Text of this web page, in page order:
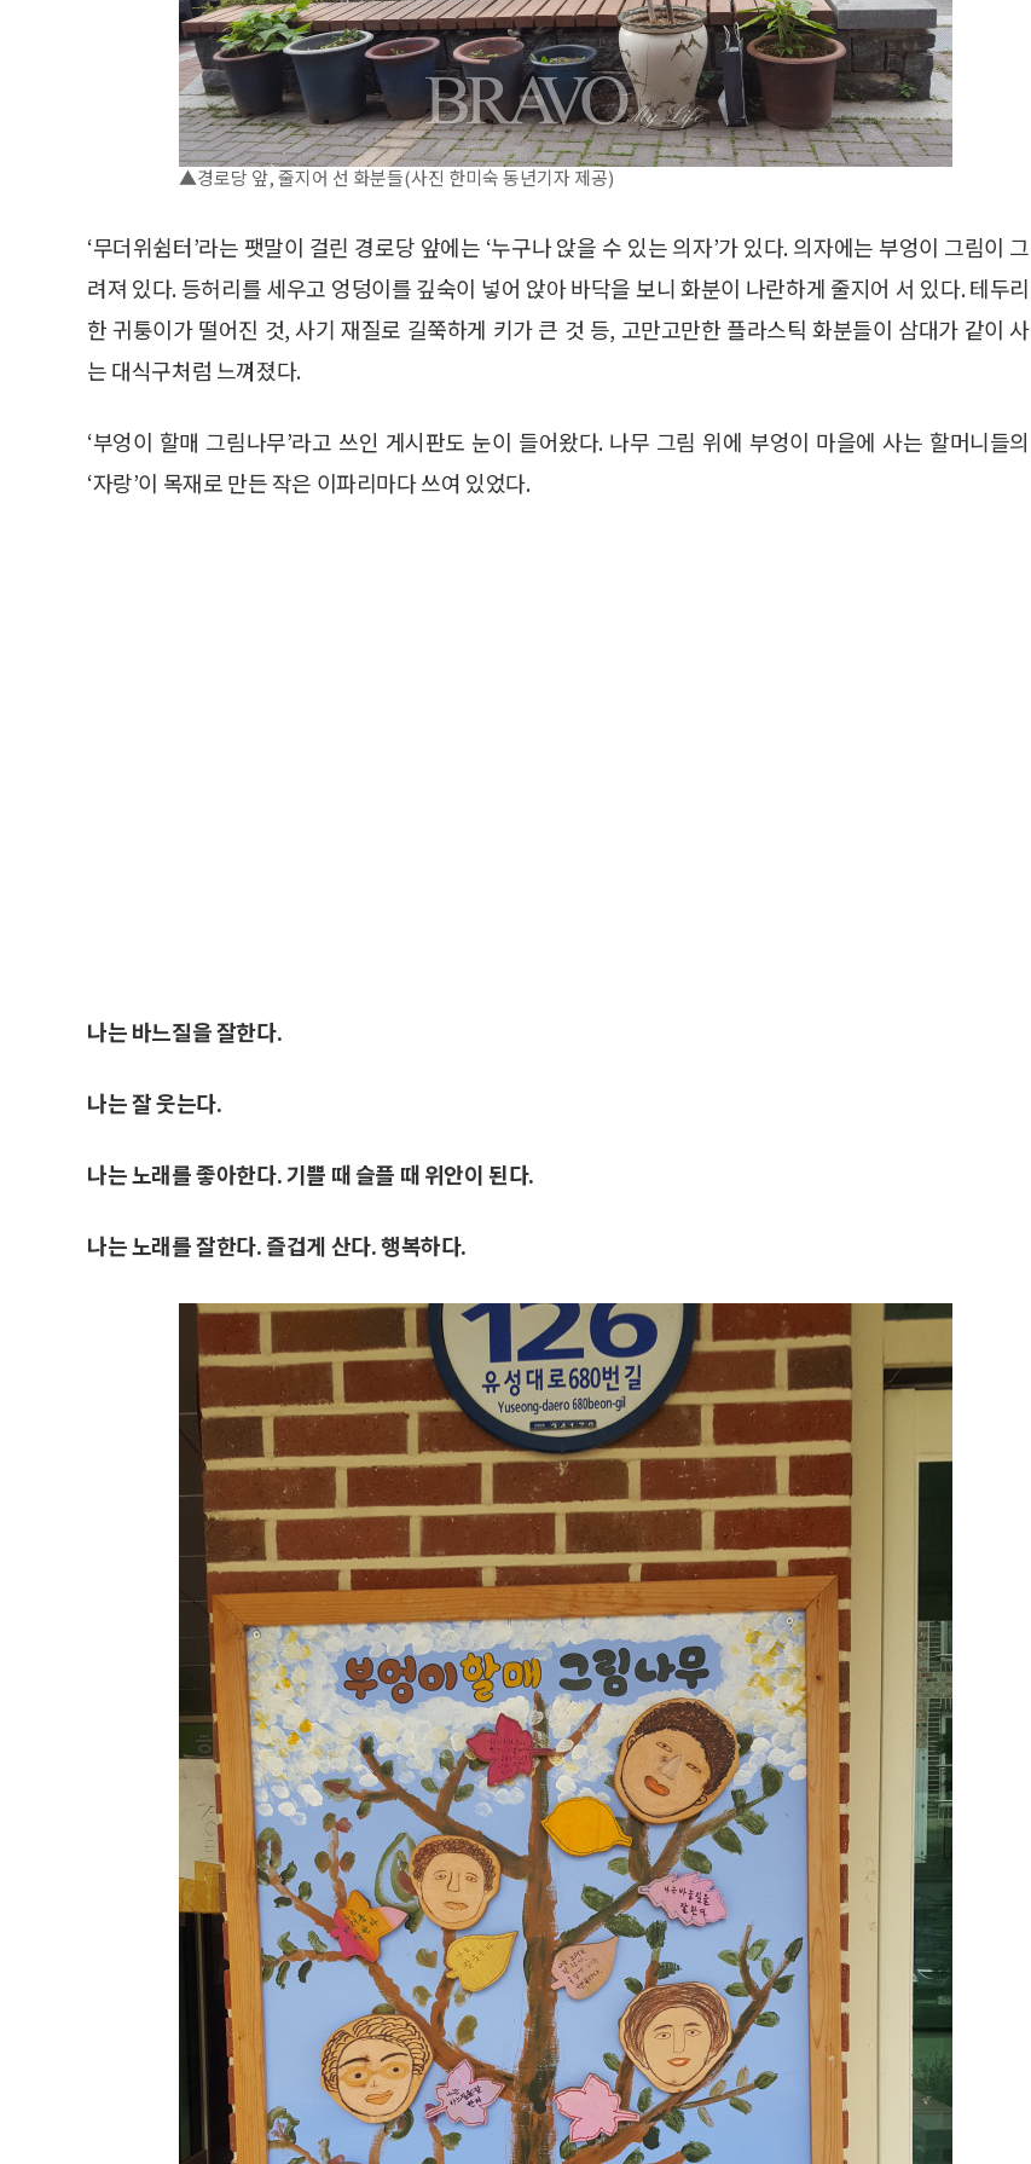
▲경로당 앞, 줄지어 선 화분들(사진 한미숙 동년기자 제공)
‘무더위쉼터’라는 팻말이 걸린 경로당 앞에는 ‘누구나 앉을 수 있는 의자’가 있다. 의자에는 부엉이 그림이 그
려져 있다. 등허리를 세우고 엉덩이를 깊숙이 넣어 앉아 바닥을 보니 화분이 나란하게 줄지어 서 있다. 테두리
한 귀퉁이가 떨어진 것, 사기 재질로 길쭉하게 키가 큰 것 등, 고만고만한 플라스틱 화분들이 삼대가 같이 사
는 대식구처럼 느껴졌다.
‘부엉이 할매 그림나무’라고 쓰인 게시판도 눈이 들어왔다. 나무 그림 위에 부엉이 마을에 사는 할머니들의
‘자랑’이 목재로 만든 작은 이파리마다 쓰여 있었다.
나는 바느질을 잘한다.
나는 잘 웃는다.
나는 노래를 좋아한다. 기쁠 때 슬플 때 위안이 된다.
나는 노래를 잘한다. 즐겁게 산다. 행복하다.